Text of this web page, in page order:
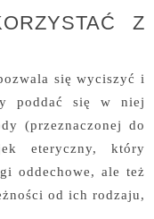
Z
się wyciszyć i
poddać się w niej
(przeznaczonej do
eteryczny, który
oddechowe, ale też
od ich rodzaju,